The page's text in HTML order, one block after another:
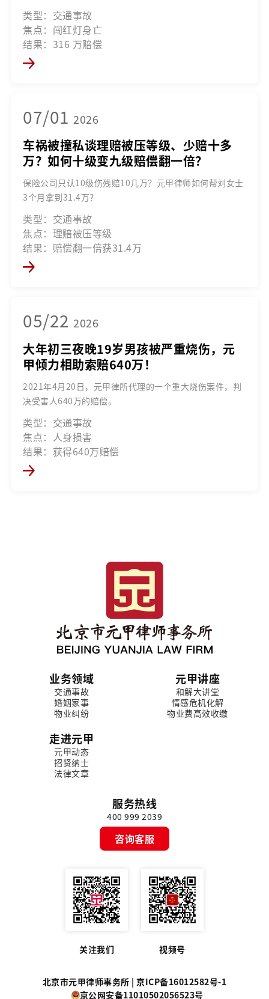
类型：交通事故
焦点：闯红灯身亡
结果：316 万赔偿
07/01 2026
车祸被撞私谈理赔被压等级、少赔十多
万？如何十级变九级赔偿翻一倍？
保险公司只认10级伤残赔10几万？元甲律师如何帮刘女士
3个月拿到31.4万？
类型：交通事故
焦点：理赔被压等级
结果：赔偿翻一倍获31.4万
05/22 2026
大年初三夜晚19岁男孩被严重烧伤，元
甲倾力相助索赔640万！
2021年4月20日，元甲律所代理的一个重大烧伤案件，判
决受害人640万的赔偿。
类型：交通事故
焦点：人身损害
结果：获得640万赔偿
业务领域
交通事故
婚姻家事
物业纠纷
元甲讲座
和解大讲堂
情感危机化解
物业费高效收缴
走进元甲
元甲动态
招贤纳士
法律文章
服务热线
400 999 2039
咨询客服
关注我们 视频号
北京市元甲律师事务所 |京ICP备16012582号-1
京公网安备11010502056523号